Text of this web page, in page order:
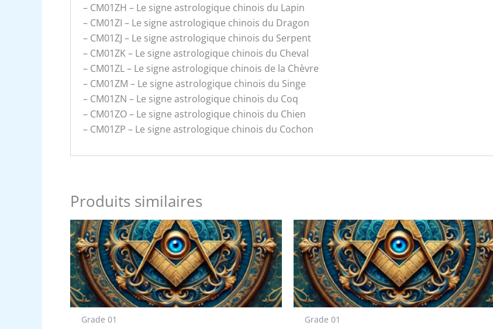
– CM01ZH – Le signe astrologique chinois du Lapin
– CM01ZI – Le signe astrologique chinois du Dragon
– CM01ZJ – Le signe astrologique chinois du Serpent
– CM01ZK – Le signe astrologique chinois du Cheval
– CM01ZL – Le signe astrologique chinois de la Chèvre
– CM01ZM – Le signe astrologique chinois du Singe
– CM01ZN – Le signe astrologique chinois du Coq
– CM01ZO – Le signe astrologique chinois du Chien
– CM01ZP – Le signe astrologique chinois du Cochon
Produits similaires
Grade 01 Grade 01